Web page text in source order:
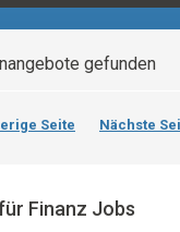
gefunden
Seite Nächste
Finanz Jobs